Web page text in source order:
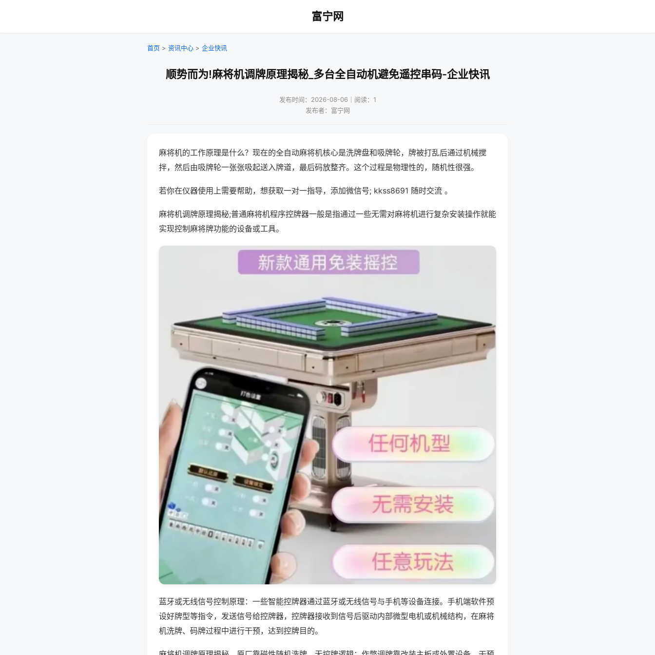
富宁网
首页 > 资讯中心 > 企业快讯
顺势而为!麻将机调牌原理揭秘_多台全自动机避免遥控串码-企业快讯
发布时间：2026-08-06｜阅读：1
发布者：富宁网
麻将机的工作原理是什么？现在的全自动麻将机核心是洗牌盘和吸牌轮，牌被打乱后通过机械搅
拌，然后由吸牌轮一张张吸起送入牌道，最后码放整齐。这个过程是物理性的，随机性很强。
若你在仪器使用上需要帮助，想获取一对一指导，添加微信号; kkss8691 随时交流 。
麻将机调牌原理揭秘;普通麻将机程序控牌器一般是指通过一些无需对麻将机进行复杂安装操作就能
实现控制麻将牌功能的设备或工具。
蓝牙或无线信号控制原理：一些智能控牌器通过蓝牙或无线信号与手机等设备连接。手机端软件预
设好牌型等指令，发送信号给控牌器，控牌器接收到信号后驱动内部微型电机或机械结构，在麻将
机洗牌、码牌过程中进行干预，达到控牌目的。